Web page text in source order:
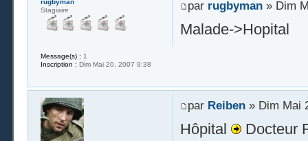
par rugbyman» Dim
Malade->Hopital
rugbyman
Stagiaire
Message(s) : 1
Inscription : Dim Mai 20, 2007 9:38
par Reiben» Dim Mai
Hôpital Docteur